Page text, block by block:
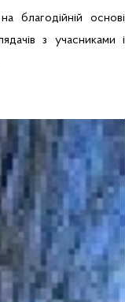
благодійній основі
з учасниками і